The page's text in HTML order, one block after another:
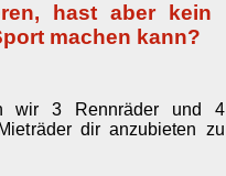
hast aber kein
machen kann?
wir 3 Rennräder und 4
dir anzubieten zu